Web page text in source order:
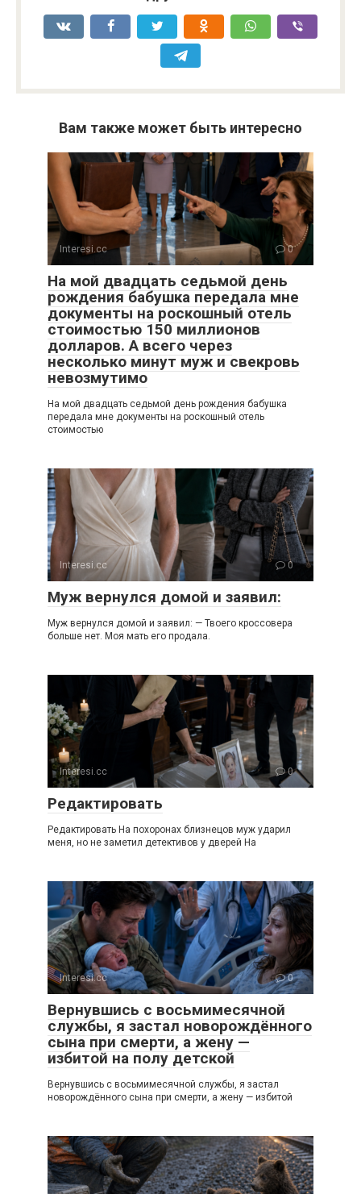
Вам также может быть интересно
Interesi.cc 0
На мой двадцать седьмой день
рождения бабушка передала мне
документы на роскошный отель
стоимостью 150 миллионов
долларов. А всего через
несколько минут муж и свекровь
невозмутимо
На мой двадцать седьмой день рождения бабушка
передала мне документы на роскошный отель
стоимостью
Interesi.cc 0
Муж вернулся домой и заявил:
Муж вернулся домой и заявил: — Твоего кроссовера
больше нет. Моя мать его продала.
Interesi.cc 0
Редактировать
Редактировать На похоронах близнецов муж ударил
меня, но не заметил детективов у дверей На
Interesi.cc 0
Вернувшись с восьмимесячной
службы, я застал новорождённого
сына при смерти, а жену —
избитой на полу детской
Вернувшись с восьмимесячной службы, я застал
новорождённого сына при смерти, а жену — избитой